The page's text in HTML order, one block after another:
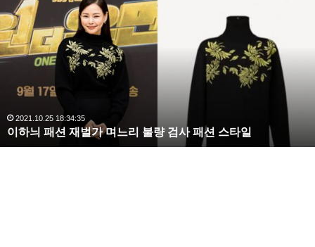
수
해
라
김
완
벽
한
2020.10.03 10:59:30
복수해라 김사랑, 완벽한 S라인 몸매 시선 압도